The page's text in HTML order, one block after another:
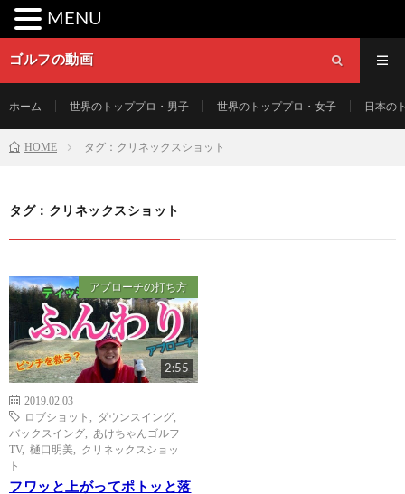
ゴルフの動画
ホーム 世界のトッププロ・男子 世界のトッププロ・女子 日本の
HOME タグ：クリネックスショット
タグ：クリネックスショット
アプローチの打ち方
2:55
2019.02.03
ロブショット
ダウンスイング
バックスイング
あけちゃんゴルフ
TV, 樋口明美
クリネックスショッ
ト
フワッと上がってポトッと落
MENU